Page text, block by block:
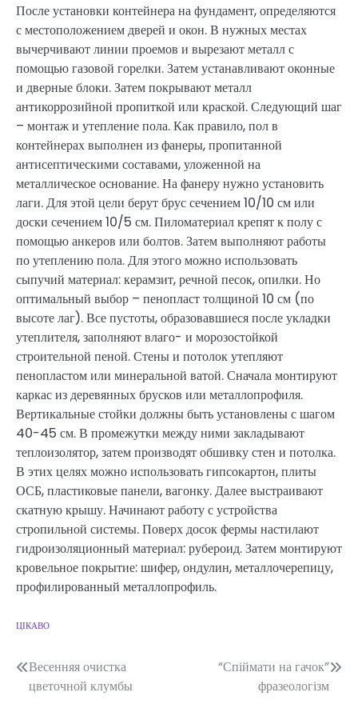
После установки контейнера на фундамент, определяются
с местоположением дверей и окон. В нужных местах
вычерчивают линии проемов и вырезают металл с
помощью газовой горелки. Затем устанавливают оконные
и дверные блоки. Затем покрывают металл
антикоррозийной пропиткой или краской. Следующий шаг
– монтаж и утепление пола. Как правило, пол в
контейнерах выполнен из фанеры, пропитанной
антисептическими составами, уложенной на
металлическое основание. На фанеру нужно установить
лаги. Для этой цели берут брус сечением 10/10 см или
доски сечением 10/5 см. Пиломатериал крепят к полу с
помощью анкеров или болтов. Затем выполняют работы
по утеплению пола. Для этого можно использовать
сыпучий материал: керамзит, речной песок, опилки. Но
оптимальный выбор – пенопласт толщиной 10 см (по
высоте лаг). Все пустоты, образовавшиеся после укладки
утеплителя, заполняют влаго- и морозостойкой
строительной пеной. Стены и потолок утепляют
пенопластом или минеральной ватой. Сначала монтируют
каркас из деревянных брусков или металлопрофиля.
Вертикальные стойки должны быть установлены с шагом
40-45 см. В промежутки между ними закладывают
теплоизолятор, затем производят обшивку стен и потолка.
В этих целях можно использовать гипсокартон, плиты
ОСБ, пластиковые панели, вагонку. Далее выстраивают
скатную крышу. Начинают работу с устройства
стропильной системы. Поверх досок фермы настилают
гидроизоляционный материал: рубероид. Затем монтируют
кровельное покрытие: шифер, ондулин, металлочерепицу,
профилированный металлопрофиль.
ЦІКАВО
Навігація
записів
Весенняя очистка
цветочной клумбы
“Спіймати на гачок”
фразеологізм